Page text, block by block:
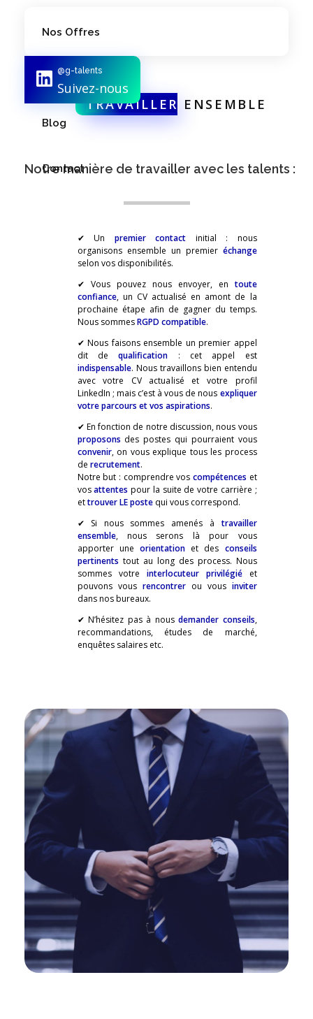
Nos Offres
Notre Équipe
Blog
Contact
@g-talents
Suivez-nous
TRAVAILLER ENSEMBLE
Notre manière de travailler avec les talents :
✔ Un premier contact
initial : nous
organisons ensemble un premier échange
selon vos disponibilités.
✔ Vous pouvez nous envoyer, entoute
confiance, un CV actualisé en amont de la
prochaine étape afin de gagner du temps.
Nous sommesRGPD compatible.
✔ Nous faisons ensemble un premier appel
dit dequalification : cet appel est
indispensable. Nous travaillons bien entendu
avec votre CV actualisé et votre profil
LinkedIn ; mais c’est à vous de nous expliquer
votre parcours et vos aspirations.
✔ En fonction de notre discussion, nous vous
proposons des postes qui pourraient vous
convenir, on vous explique tous les process
de recrutement.
Notre but : comprendre vos compétences et
vosattentes pour la suite de votre carrière ;
ettrouver LE postequi vous correspond.
✔ Si nous sommes amenés àtravailler
ensemble, nous serons là pour vous
apporter une orientation et des conseils
pertinents tout au long des process. Nous
sommes votre interlocuteur privilégiéet
pouvons vous rencontrer ou vous inviter
dans nos bureaux.
✔ N’hésitez pas à nous demander conseils,
recommandations, études de marché,
enquêtes salaires etc.